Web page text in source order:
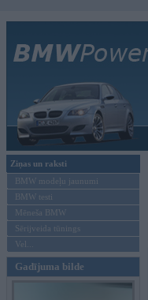
Ziņas un raksti
BMW modeļu jaunumi
BMW testi
Mēneša BMW
Sērijveida tūnings
Vel...
Gadījuma bilde